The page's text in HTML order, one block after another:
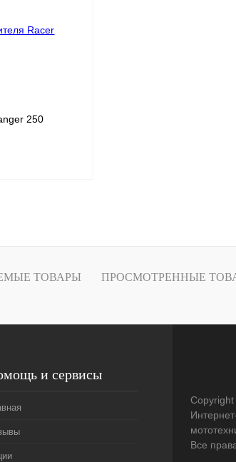
250
ТОВАРЫ ПРОСМОТРЕННЫЕ
и сервисы
Все